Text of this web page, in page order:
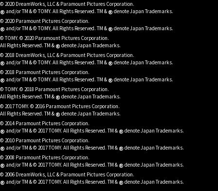
© 2020 DreamWorks, LLC & Paramount Pictures Corporation.
® and/or TM & © TOMY. All Rights Reserved. TM & ® denote Japan Trademarks.
© 2020 Paramount Pictures Corporation.
® and/or TM & © TOMY. All Rights Reserved. TM & ® denote Japan Trademarks.
© TOMY. © 2020 Paramount Pictures Corporation.
All Rights Reserved. TM & ® denote Japan Trademarks.
© 2018 DreamWorks, LLC & Paramount Pictures Corporation.
® and/or TM & © TOMY. All Rights Reserved. TM & ® denote Japan Trademarks.
© 2018 Paramount Pictures Corporation.
® and/or TM & © TOMY. All Rights Reserved. TM & ® denote Japan Trademarks.
© TOMY. © 2018 Paramount Pictures Corporation.
All Rights Reserved. TM & ® denote Japan Trademarks.
© 2017 TOMY. © 2016 Paramount Pictures Corporation.
All Rights Reserved. TM & ® denote Japan Trademarks.
© 2014 Paramount Pictures Corporation.
® and/or TM & © 2017 TOMY. All Rights Reserved. TM & ® denote Japan Trademarks.
© 2010 Paramount Pictures Corporation.
® and/or TM & © 2017 TOMY. All Rights Reserved. TM & ® denote Japan Trademarks.
© 2008 Paramount Pictures Corporation.
® and/or TM & © 2017 TOMY. All Rights Reserved. TM & ® denote Japan Trademarks.
© 2006 DreamWorks, LLC & Paramount Pictures Corporation.
® and/or TM & © 2017 TOMY. All Rights Reserved. TM & ® denote Japan Trademarks.